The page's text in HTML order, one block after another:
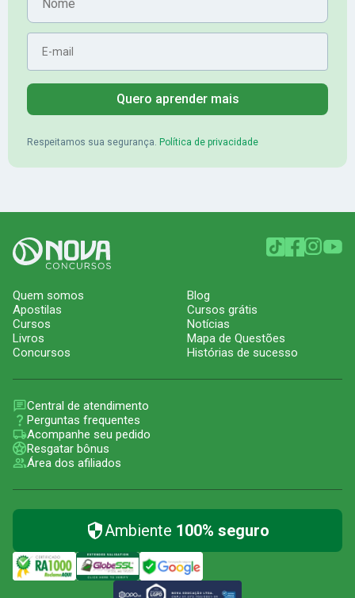
E-mail
Quero aprender mais
Respeitamos sua segurança. Política de privacidade
Quem somos
Apostilas
Cursos
Livros
Concursos
Blog
Cursos grátis
Notícias
Mapa de Questões
Histórias de sucesso
Central de atendimento
Perguntas frequentes
Acompanhe seu pedido
Resgatar bônus
Área dos afiliados
Ambiente 100% seguro